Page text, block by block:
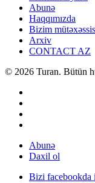
Abunə
Haqqımızda
Bizim
Arxiv
CONTACT AZ
© 2026 Turan. Bütün
Abunə
Daxil ol
Bizi facebookda